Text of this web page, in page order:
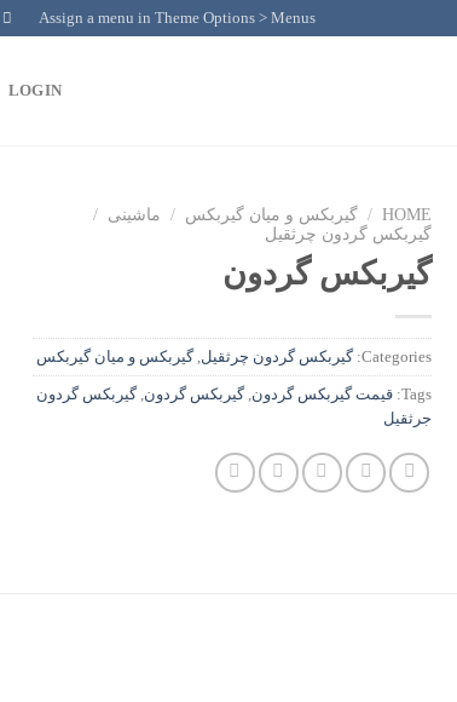
Assign a menu in Theme Options > Menus
LOGIN
HOME
/ گیربکس و میان گیربکس / ماشینی
/
گیربکس گردون چرثقیل
گیربکس گردون
Categories: گیربکس گردون چرثقیل ,گیربکس و میان گیربکس
Tags: قیمت گیربکس گردون ,گیربکس گردون ,گیربکس گردون
جرثقیل